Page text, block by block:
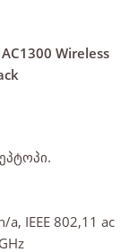
Wireless
IEEE 802,11 ac